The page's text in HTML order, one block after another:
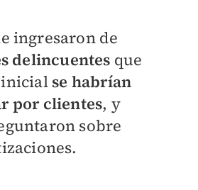
ingresaron de
delincuentes que
inicialse habrían
por clientes, y
sobre